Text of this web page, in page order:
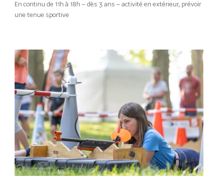
En continu de 11h à 18h – dès 3 ans – activité en extérieur, prévoir
une tenue sportive